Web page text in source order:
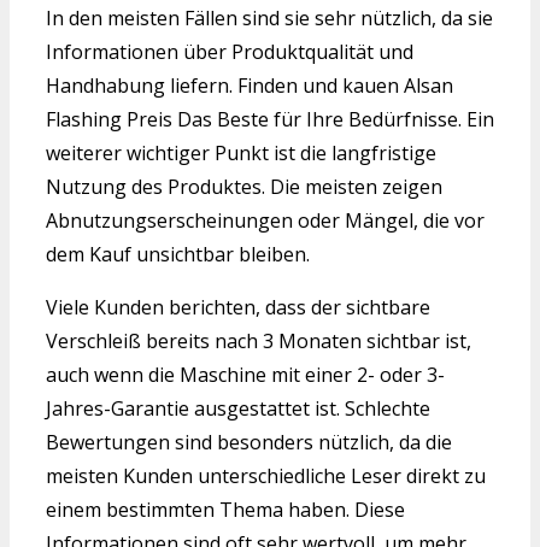
In den meisten Fällen sind sie sehr nützlich, da sie
Informationen über Produktqualität und
Handhabung liefern. Finden und kauen Alsan
Flashing Preis Das Beste für Ihre Bedürfnisse. Ein
weiterer wichtiger Punkt ist die langfristige
Nutzung des Produktes. Die meisten zeigen
Abnutzungserscheinungen oder Mängel, die vor
dem Kauf unsichtbar bleiben.
Viele Kunden berichten, dass der sichtbare
Verschleiß bereits nach 3 Monaten sichtbar ist,
auch wenn die Maschine mit einer 2- oder 3-
Jahres-Garantie ausgestattet ist. Schlechte
Bewertungen sind besonders nützlich, da die
meisten Kunden unterschiedliche Leser direkt zu
einem bestimmten Thema haben. Diese